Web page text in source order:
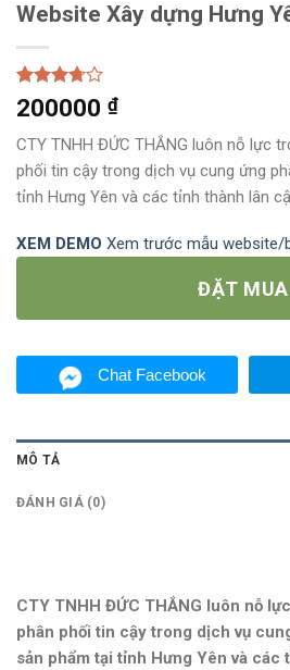
Website Xây dựng Hưng
Rated
4.50out
of 5
based on
20
customer
ratings
200000 ₫
CTY TNHH ĐỨC THẮNG luôn nỗ lực
phối tin cậy trong dịch vụ cung ứng
tỉnh Hưng Yên và các tỉnh thành lân
XEM DEMO Xem trước mẫu website/
ĐẶT MUA
Chat Facebook
MÔ TẢ
ĐÁNH GIÁ (0)
CTY TNHH ĐỨC THẮNG luôn nỗ
phân phối tin cậy trong dịch vụ
sản phẩm tại tỉnh Hưng Yên và các